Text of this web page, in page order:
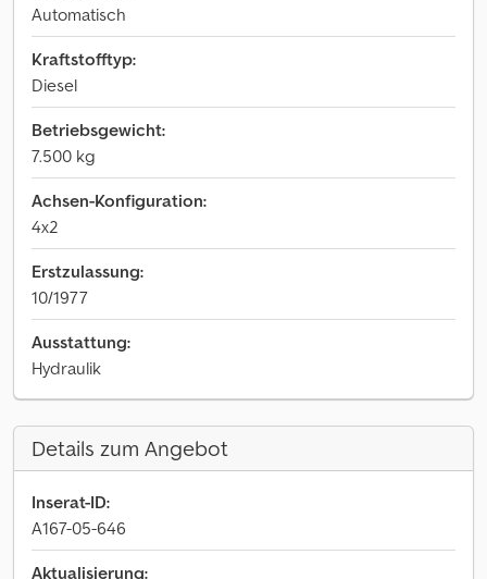
Automatisch
Kraftstofftyp:
Diesel
Betriebsgewicht:
7.500 kg
Achsen-Konfiguration:
4x2
Erstzulassung:
10/1977
Ausstattung:
Hydraulik
Details zum Angebot
Inserat-ID:
A167-05-646
Aktualisierung: